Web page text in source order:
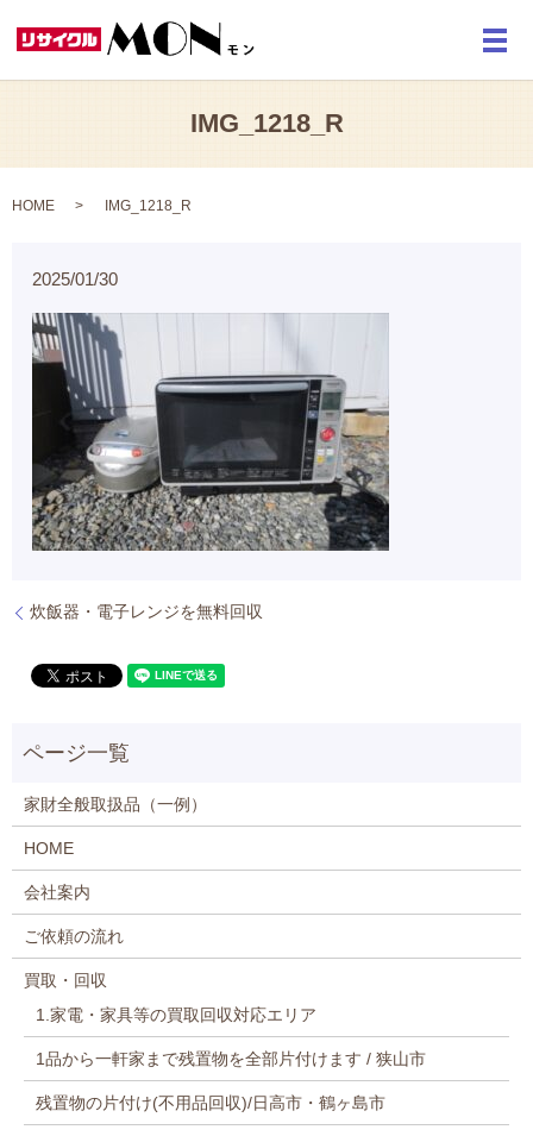
メ
IMG_1218_R
HOME IMG_1218_R
2025/01/30
炊飯器・電子レンジを無料回収
家財全般取扱品（一例）
HOME
会社案内
ご依頼の流れ
買取・回収
1.家電・家具等の買取回収対応エリア
1品から一軒家まで残置物を全部片付けます / 狭山市
残置物の片付け(不用品回収)/日高市・鶴ヶ島市